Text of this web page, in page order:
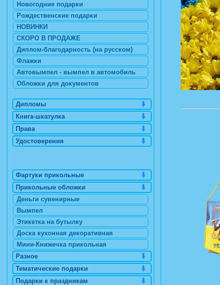
Новогодние подарки
Рождественские подарки
НОВИНКИ
СКОРО В ПРОДАЖЕ
Диплом-благодарность (на русском)
Флажки
Автовымпел - вымпел в автомобиль
Обложки для документов
Дипломы
Книга-шкатулка
Права
Удостоверения
Фартуки прикольные
Прикольные обложки
Деньги сувенирные
Вымпел
Этикетка на бутылку
Доска кухонная декоративная
Мини-Книжечка прикольная
Разное
Тематические подарки
Подарки к праздникам